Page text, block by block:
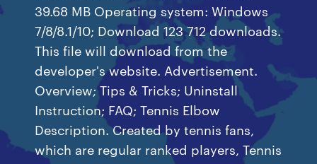
39.68 MB Operating system: Windows
7/8/8.1/10; Download 123 712 downloads.
This file will download from the
developer's website. Advertisement.
Overview; Tips & Tricks; Uninstall
Instruction; FAQ; Tennis Elbow
Description. Created by tennis fans,
which are regular ranked players, Tennis